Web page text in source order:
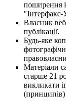
поширення
"Інтерфакс-
Власник
публікації.
Будь-яке
Матеріали
старше 21
викликати
(принципів)